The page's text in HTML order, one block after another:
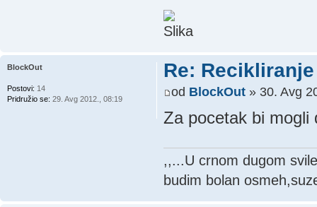
Re:
od BlockOut» 30. Avg
Za pocetak bi
,,...U crnom dugom
budim bolan
BlockOut
Postovi: 14
Pridružio se: 29. Avg 2012., 08:19